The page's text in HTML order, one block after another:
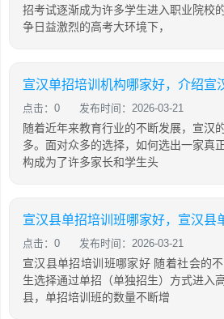
招考试逐渐成为许多学生进入职业院校
争日益激烈的高考大环境下，
宣汉单招培训机构哪家好，介绍宣
点击：0 发布时间：2026-03-21
随着近年来教育行业的不断发展，宣汉
多。面对众多的选择，如何选出一家真
构成为了许多家长和学生头
宣汉县单招培训班哪家好，宣汉县
点击：0 发布时间：2026-03-21
宣汉县单招培训班哪家好 随着社会的
生选择通过单招（单独招生）方式进入
县，单招培训班的数量不断增